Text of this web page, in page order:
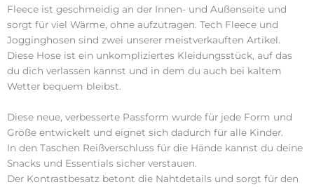
Fleece ist geschmeidig an der Innen- und Außenseite und
sorgt für viel Wärme, ohne aufzutragen. Tech Fleece und
Jogginghosen sind zwei unserer meistverkauften Artikel.
Diese Hose ist ein unkompliziertes Kleidungsstück, auf das
du dich verlassen kannst und in dem du auch bei kaltem
Wetter bequem bleibst.
Diese neue, verbesserte Passform wurde für jede Form und
Größe entwickelt und eignet sich dadurch für alle Kinder.
In den Taschen Reißverschluss für die Hände kannst du deine
Snacks und Essentials sicher verstauen.
Der Kontrastbesatz betont die Nahtdetails und sorgt für den